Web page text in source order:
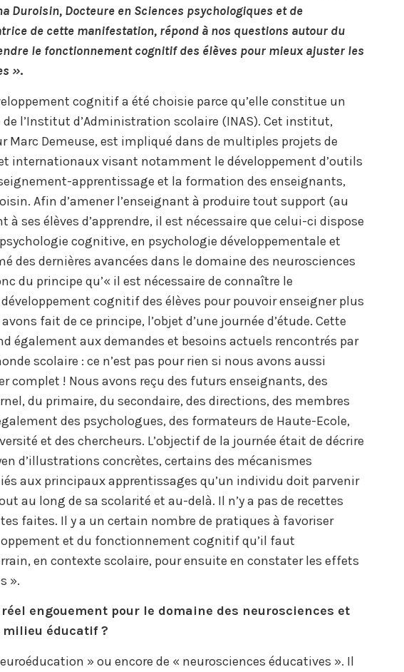
Duroisin, Docteure en Sciences psychologiques et de
de cette manifestation, répond à nos questions autour du
le fonctionnement cognitif des élèves pour mieux ajuster les
».
cognitif a été choisie parce qu’elle constitue un
de l’Institut d’Administration scolaire (INAS). Cet institut,
Marc Demeuse, est impliqué dans de multiples projets de
internationaux visant notamment le développement d’outils
apprentissage et la formation des enseignants,
Afin d’amener l’enseignant à produire tout support (au
à ses élèves d’apprendre, il est nécessaire que celui-ci dispose
cognitive, en psychologie développementale et
des dernières avancées dans le domaine des neurosciences
du principe qu’« il est nécessaire de connaître le
cognitif des élèves pour pouvoir enseigner plus
fait de ce principe, l’objet d’une journée d’étude. Cette
également aux demandes et besoins actuels rencontrés par
scolaire : ce n’est pas pour rien si nous avons aussi
complet ! Nous avons reçu des futurs enseignants, des
du primaire, du secondaire, des directions, des membres
des psychologues, des formateurs de Haute-Ecole,
et des chercheurs. L’objectif de la journée était de décrire
d’illustrations concrètes, certains des mécanismes
aux principaux apprentissages qu’un individu doit parvenir
au long de sa scolarité et au-delà. Il n’y a pas de recettes
faites. Il y a un certain nombre de pratiques à favoriser
et du fonctionnement cognitif qu’il faut
en contexte scolaire, pour ensuite en constater les effets
».
engouement pour le domaine des neurosciences et
éducatif ?
» ou encore de « neurosciences éducatives ». Il